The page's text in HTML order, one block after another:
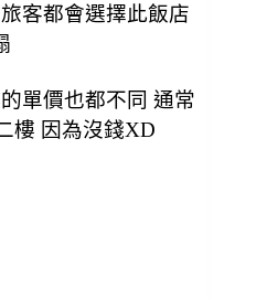
客都會選擇此飯店
單價也都不同 通常
樓 因為沒錢XD